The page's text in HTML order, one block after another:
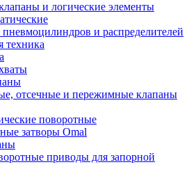
и логические элементы
и распределителей
техника
отсечные и пережимные клапаны
поворотные
затворы Omal
приводы для запорной